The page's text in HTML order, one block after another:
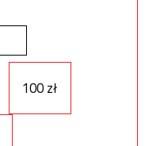
100 zł